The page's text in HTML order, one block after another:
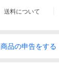
送料について
商品の申告をする